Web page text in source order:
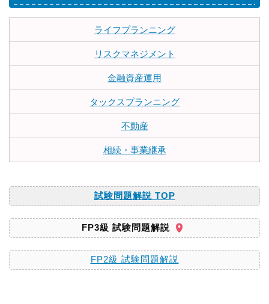
ライフプランニング
リスクマネジメント
金融資産運用
タックスプランニング
不動産
相続・事業継承
試験問題解説 TOP
FP3級 試験問題解説
FP2級 試験問題解説